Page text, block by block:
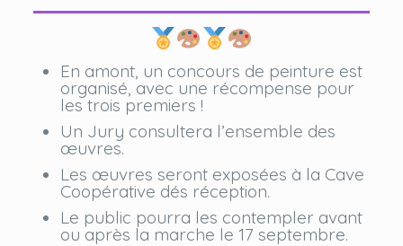
En amont, un concours de peinture est
organisé, avec une récompense pour
les trois premiers !
Un Jury consultera l’ensemble des
œuvres.
Les œuvres seront exposées à la Cave
Coopérative dés réception.
Le public pourra les contempler avant
ou après la marche le 17 septembre.